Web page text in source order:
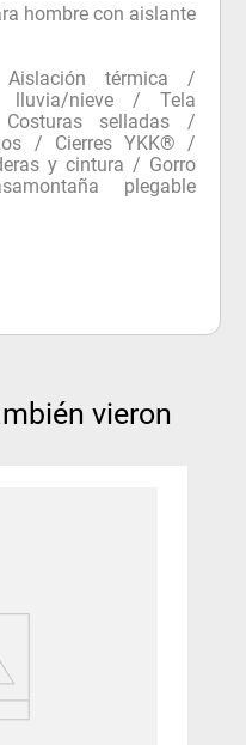
hombre con aislante
Aislación térmica /
lluvia/nieve / Tela
selladas /
/ Cierres YKK® /
y cintura / Gorro
plegable
vieron